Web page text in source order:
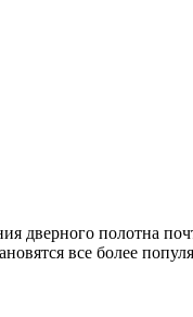
дверного полотна
все более